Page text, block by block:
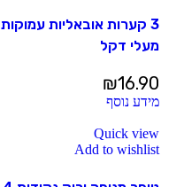
3 קערות אובאליות עמוקות
מעלי דקל
₪16.90
מידע נוסף
Quick view
Add to wishlist